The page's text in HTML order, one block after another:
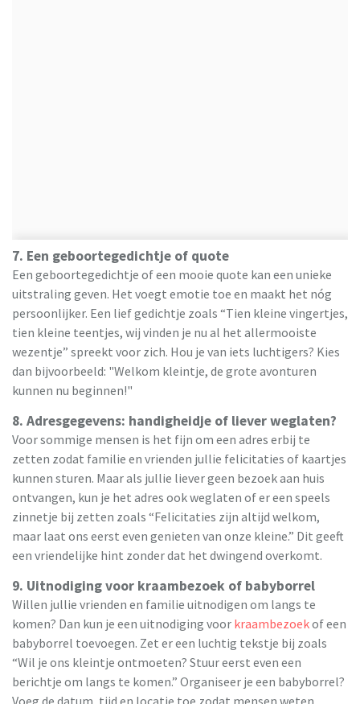
7. Een geboortegedichtje of quote
Een geboortegedichtje of een mooie quote kan een unieke
uitstraling geven. Het voegt emotie toe en maakt het nóg
persoonlijker. Een lief gedichtje zoals “Tien kleine vingertjes,
tien kleine teentjes, wij vinden je nu al het allermooiste
wezentje” spreekt voor zich. Hou je van iets luchtigers? Kies
dan bijvoorbeeld: "Welkom kleintje, de grote avonturen
kunnen nu beginnen!"
8. Adresgegevens: handigheidje of liever weglaten?
Voor sommige mensen is het fijn om een adres erbij te
zetten zodat familie en vrienden jullie felicitaties of kaartjes
kunnen sturen. Maar als jullie liever geen bezoek aan huis
ontvangen, kun je het adres ook weglaten of er een speels
zinnetje bij zetten zoals “Felicitaties zijn altijd welkom,
maar laat ons eerst even genieten van onze kleine.” Dit geeft
een vriendelijke hint zonder dat het dwingend overkomt.
9. Uitnodiging voor kraambezoek of babyborrel
Willen jullie vrienden en familie uitnodigen om langs te
komen? Dan kun je een uitnodiging voor kraambezoekof een
babyborrel toevoegen. Zet er een luchtig tekstje bij zoals
“Wil je ons kleintje ontmoeten? Stuur eerst even een
berichtje om langs te komen.” Organiseer je een babyborrel?
Voeg de datum, tijd en locatie toe zodat mensen weten